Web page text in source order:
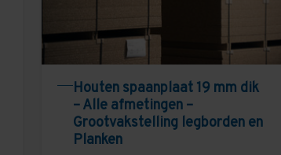
Houten spaanplaat 19 mm dik
– Alle afmetingen –
Grootvakstelling legborden en
Planken